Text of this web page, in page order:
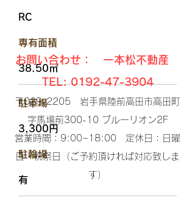
RC
​専有面積
38.50㎡
駐車場
3,300円
​駐輪場
有
お問い合わせ： 一本松不動産
TEL:0192-47-3904
〒029-2205 岩手県陸前高田市高田町
字馬場前300-10 ブルーリオン2F​
営業時間：9:00~18:00 定休日：日曜
日・祝祭日（ご予約頂ければ対応致しま
す）​